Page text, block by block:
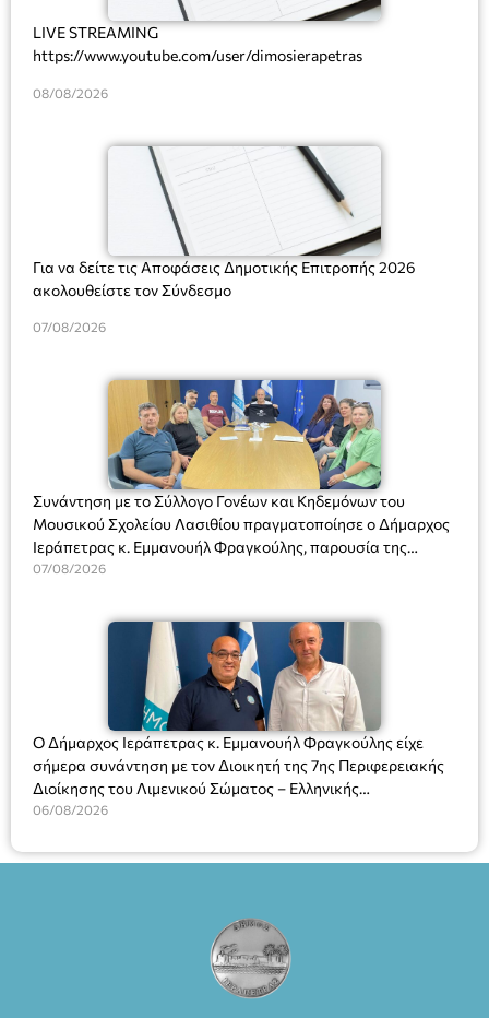
LIVE STREAMING
https://www.youtube.com/user/dimosierapetras
08/08/2026
Για να δείτε τις Αποφάσεις Δημοτικής Επιτροπής 2026
ακολουθείστε τον Σύνδεσμο
07/08/2026
Συνάντηση με το Σύλλογο Γονέων και Κηδεμόνων του
Μουσικού Σχολείου Λασιθίου πραγματοποίησε ο Δήμαρχος
Ιεράπετρας κ. Εμμανουήλ Φραγκούλης, παρουσία της
Διευθύντριας του σχολείου κας Μαριάννας Χαΐτα.
07/08/2026
Ο Δήμαρχος Ιεράπετρας κ. Εμμανουήλ Φραγκούλης είχε
σήμερα συνάντηση με τον Διοικητή της 7ης Περιφερειακής
Διοίκησης του Λιμενικού Σώματος – Ελληνικής
Ακτοφυλακής (Λ.Σ.-ΕΛ.ΑΚΤ.), Αρχιπλοίαρχο Λ.Σ. κ. Ιωάννη
06/08/2026